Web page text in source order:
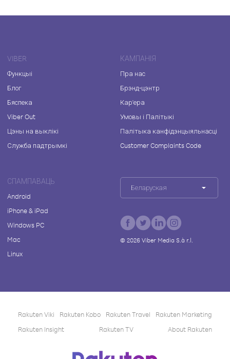
VIBER
Функцыі
Блог
Бяспека
Viber Out
Цэны на выклікі
Служба падтрымкі
КАМПАНІЯ
Пра нас
Брэнд-цэнтр
Кар'ера
Умовы і Палітыкі
Палітыка канфідэнцыяльнасці
Customer Complaints Code
СПАМПАВАЦЬ
Android
iPhone & iPad
Windows PC
Mac
Linux
Беларуская
© 2026Viber Media S.à r.l.
Rakuten Viki Rakuten Kobo Rakuten Travel
Rakuten Marketing
Rakuten Insight
Rakuten TV About Rakuten